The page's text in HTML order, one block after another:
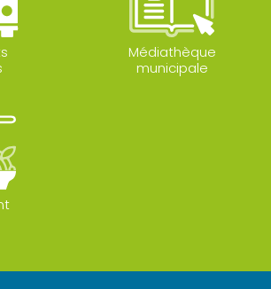
Médiathèque
municipale